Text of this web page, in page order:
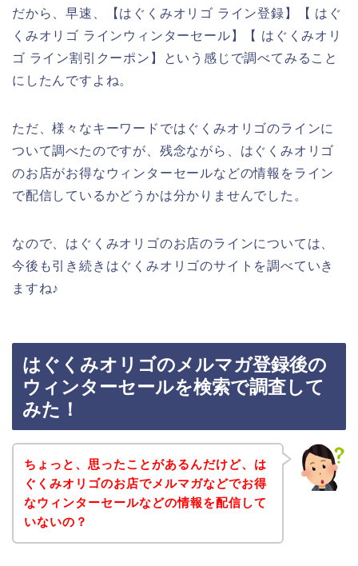
だから、早速、【はぐくみオリゴ ライン登録】【 はぐ
くみオリゴ ラインウィンターセール】【 はぐくみオリ
ゴ ライン割引クーポン】という感じで調べてみること
にしたんですよね。
ただ、様々なキーワードではぐくみオリゴのラインに
ついて調べたのですが、残念ながら、はぐくみオリゴ
のお店がお得なウィンターセールなどの情報をライン
で配信しているかどうかは分かりませんでした。
なので、はぐくみオリゴのお店のラインについては、
今後も引き続きはぐくみオリゴのサイトを調べていき
ますね♪
はぐくみオリゴのメルマガ登録後の
ウィンターセールを検索で調査して
みた！
ちょっと、思ったことがあるんだけど、は
ぐくみオリゴのお店でメルマガなどでお得
なウィンターセールなどの情報を配信して
いないの？